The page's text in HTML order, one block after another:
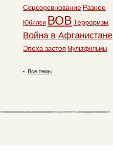
Соцсоревнование Разное
Юбилеи ВОВ Терроризм
Война в Афганистане
Эпоха застоя Мультфильмы
Все темы